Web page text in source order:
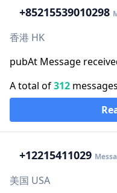
+85215539010298
香港 HK
pubAt Message
A total of312
+12215411029
美国 USA